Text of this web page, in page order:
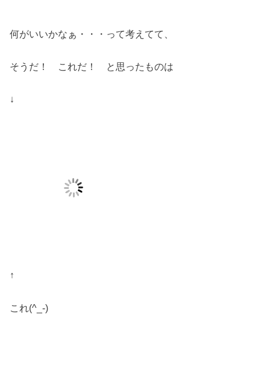
何がいいかなぁ・・・って考えてて、
そうだ！ これだ！ と思ったものは
↓
↑
これ(^_-)